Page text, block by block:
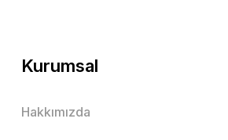
Kurumsal
Hakkımızda